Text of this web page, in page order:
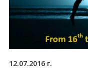
12.07.2016 г.